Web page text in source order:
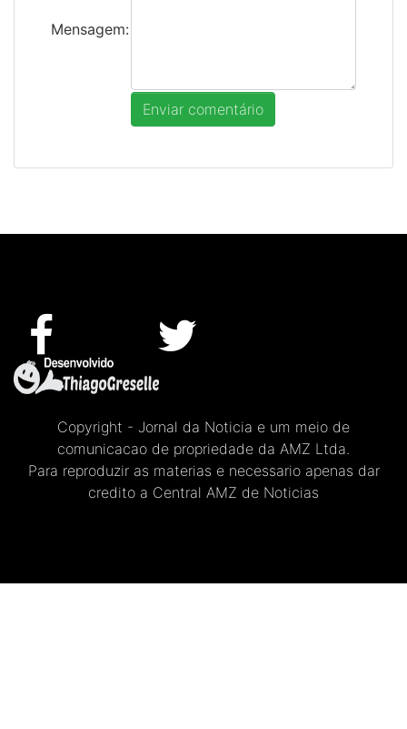
Mensagem:
Copyright - Jornal da Noticia e um meio de
comunicacao de propriedade da AMZ Ltda.
Para reproduzir as materias e necessario apenas dar
credito a Central AMZ de Noticias